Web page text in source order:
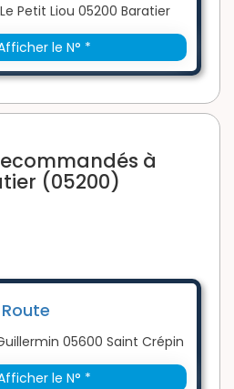
Petit Liou 05200 Baratier
le N° *
à
(05200)
05600 Saint Crépin
le N° *